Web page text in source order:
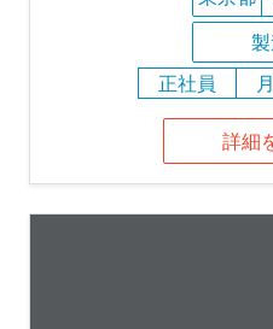
正社員
詳細